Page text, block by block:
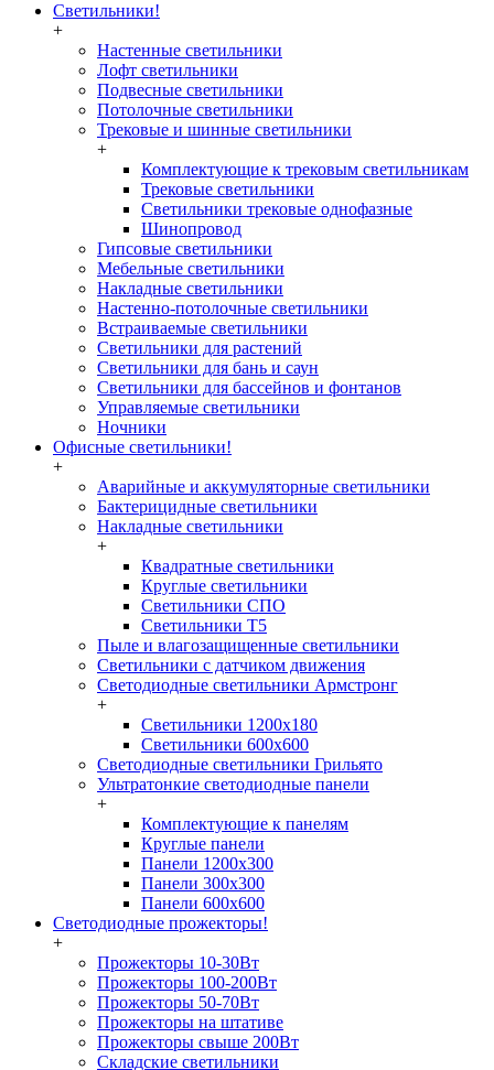
Светильники!
+
Настенные светильники
Лофт светильники
Подвесные светильники
Потолочные светильники
Трековые и шинные светильники
+
Комплектующие к трековым светильникам
Трековые светильники
Светильники трековые однофазные
Шинопровод
Гипсовые светильники
Мебельные светильники
Накладные светильники
Настенно-потолочные светильники
Встраиваемые светильники
Светильники для растений
Светильники для бань и саун
Светильники для бассейнов и фонтанов
Управляемые светильники
Ночники
Офисные светильники!
+
Аварийные и аккумуляторные светильники
Бактерицидные светильники
Накладные светильники
+
Квадратные светильники
Круглые светильники
Светильники СПО
Светильники Т5
Пыле и влагозащищенные светильники
Светильники с датчиком движения
Светодиодные светильники Армстронг
+
Светильники 1200х180
Светильники 600х600
Светодиодные светильники Грильято
Ультратонкие светодиодные панели
+
Комплектующие к панелям
Круглые панели
Панели 1200х300
Панели 300х300
Панели 600х600
Светодиодные прожекторы!
+
Прожекторы 10-30Вт
Прожекторы 100-200Вт
Прожекторы 50-70Вт
Прожекторы на штативе
Прожекторы свыше 200Вт
Складские светильники